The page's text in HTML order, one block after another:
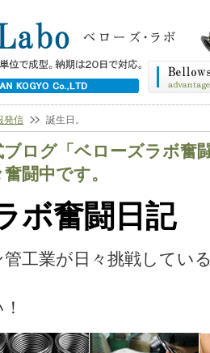
発信 誕生日。
ログ「ベローズラボ奮
闘中です。
ボ奮闘日記
工業が日々挑戦してい